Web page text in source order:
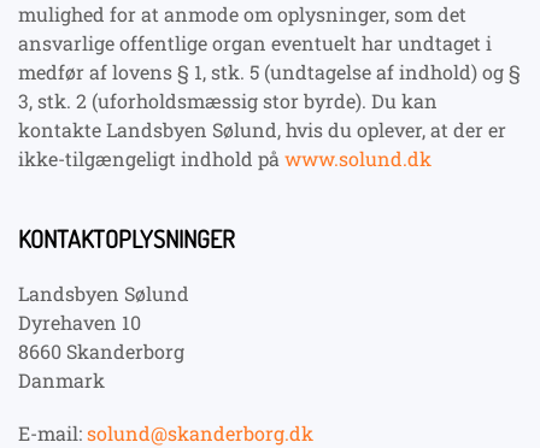
mulighed for at anmode om oplysninger, som det
ansvarlige offentlige organ eventuelt har undtaget i
medfør af lovens § 1, stk. 5 (undtagelse af indhold) og §
3, stk. 2 (uforholdsmæssig stor byrde). Du kan
kontakte Landsbyen Sølund, hvis du oplever, at der er
ikke-tilgængeligt indhold på www.solund.dk
KONTAKTOPLYSNINGER
Landsbyen Sølund
Dyrehaven 10
8660 Skanderborg
Danmark
E-mail:solund@skanderborg.dk